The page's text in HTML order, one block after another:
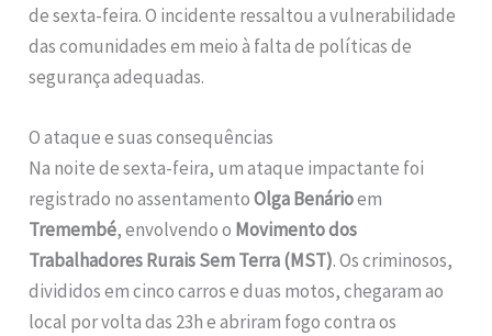
de sexta-feira. O incidente ressaltou a vulnerabilidade
das comunidades em meio à falta de políticas de
segurança adequadas.
O ataque e suas consequências
Na noite de sexta-feira, um ataque impactante foi
registrado no assentamentoOlga Benárioem
Tremembé, envolvendo o Movimento dos
Trabalhadores Rurais Sem Terra (MST). Os criminosos,
divididos em cinco carros e duas motos, chegaram ao
local por volta das 23h e abriram fogo contra os